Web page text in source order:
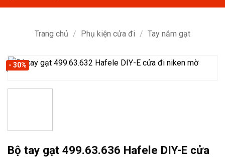
Trang chủ / Phụ kiện cửa đi / Tay nắm gạt
- 30%
Bộ tay gạt 499.63.636 Hafele DIY-E cửa